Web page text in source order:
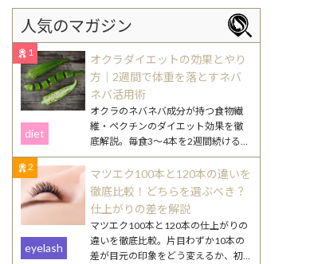
人気のマガジン
1
オクラダイエットの効果とやり
方｜2週間で体重を落とすネバ
ネバ活用術
diet
オクラのネバネバ成分が持つ食物繊
維・ペクチンのダイエット効果を徹
底解説。毎食3〜4本を2週間続けるや
り方や、効果を高める食べ合わせ・
調理のコツを紹介します。
2
マツエク100本と120本の違いを
徹底比較！どちらを選ぶべき？
仕上がりの差を解説
eyelash
マツエク100本と120本の仕上がりの
違いを徹底比較。片目わずか10本の
差が目元の印象をどう変えるか、初